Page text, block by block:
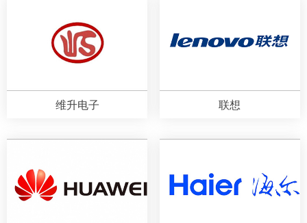
维升电子 联想